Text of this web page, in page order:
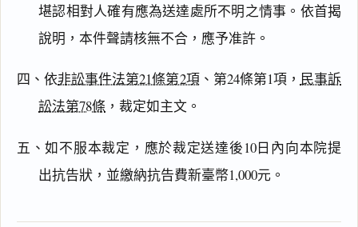
堪認相對人確有應為送達處所不明之情事。依首揭
說明，本件聲請核無不合，應予准許。
四、依非訟事件法第21條第2項、第24條第1項， 民事訴
訟法第78條 ，裁定如主文。
五、如不服本裁定，應於裁定送達後10日內向本院提
出抗告狀，並繳納抗告費新臺幣1,000元。
文
一
全